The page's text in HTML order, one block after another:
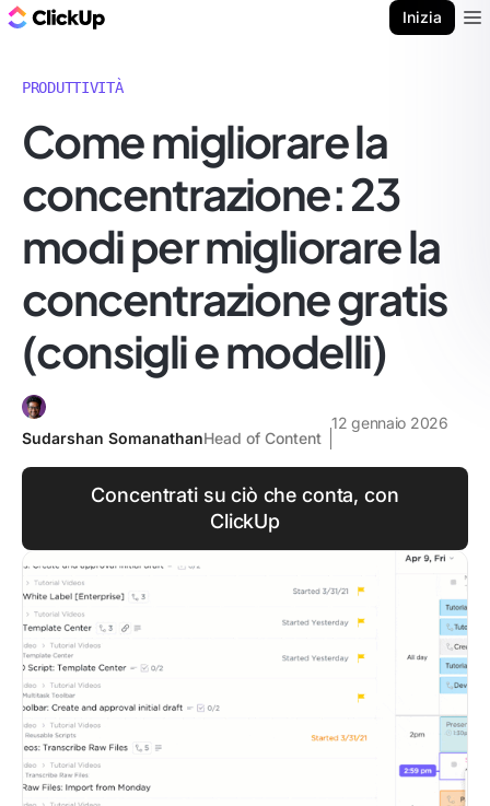
Inizia
PRODUTTIVITÀ
Come migliorare la
concentrazione: 23
modi per migliorare la
concentrazione gratis
(consigli e modelli)
Sudarshan SomanathanHead of Content
12 gennaio 2026
Concentrati su ciò che conta, con
ClickUp